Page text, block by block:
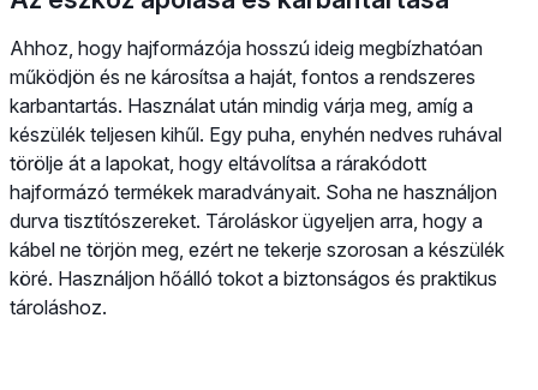
Ahhoz, hogy hajformázója hosszú ideig megbízhatóan
működjön és ne károsítsa a haját, fontos a rendszeres
karbantartás. Használat után mindig várja meg, amíg a
készülék teljesen kihűl. Egy puha, enyhén nedves ruhával
törölje át a lapokat, hogy eltávolítsa a rárakódott
hajformázó termékek maradványait. Soha ne használjon
durva tisztítószereket. Tároláskor ügyeljen arra, hogy a
kábel ne törjön meg, ezért ne tekerje szorosan a készülék
köré. Használjon hőálló tokot a biztonságos és praktikus
tároláshoz.